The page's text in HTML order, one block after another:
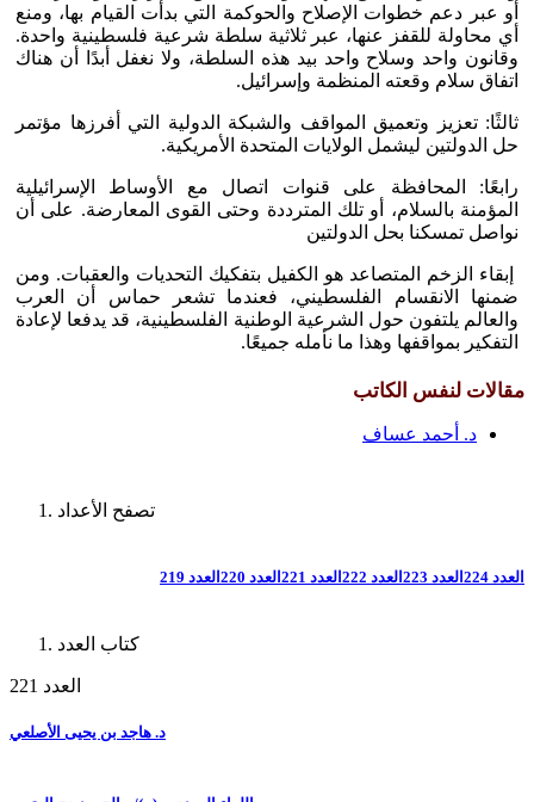
أو عبر دعم خطوات الإصلاح والحوكمة التي بدأت القيام بها، ومنع
أي محاولة للقفز عنها، عبر ثلاثية سلطة شرعية فلسطينية واحدة.
وقانون واحد وسلاح واحد بيد هذه السلطة، ولا نغفل أبدًا أن هناك
اتفاق سلام وقعته المنظمة وإسرائيل.
ثالثًا: تعزيز وتعميق المواقف والشبكة الدولية التي أفرزها مؤتمر
حل الدولتين ليشمل الولايات المتحدة الأمريكية.
رابعًا: المحافظة على قنوات اتصال مع الأوساط الإسرائيلية
المؤمنة بالسلام، أو تلك المترددة وحتى القوى المعارضة. على أن
نواصل تمسكنا بحل الدولتين
إبقاء الزخم المتصاعد هو الكفيل بتفكيك التحديات والعقبات. ومن
ضمنها الانقسام الفلسطيني، فعندما تشعر حماس أن العرب
والعالم يلتفون حول الشرعية الوطنية الفلسطينية، قد يدفعا لإعادة
التفكير بمواقفها وهذا ما نأمله جميعًا.
مقالات لنفس الكاتب
د. أحمد عساف
تصفح الأعداد
العدد 224 العدد 223 العدد 222 العدد 221 العدد 220 العدد 219
كتاب العدد
العدد 221
د. هاجد بن يحيى الأصلعي